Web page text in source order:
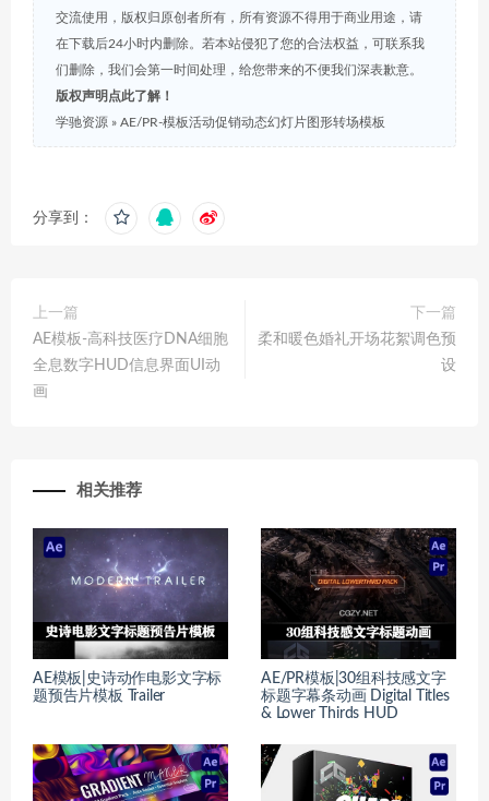
交流使用，版权归原创者所有，所有资源不得用于商业用途，请
在下载后24小时内删除。若本站侵犯了您的合法权益，可联系我
们删除，我们会第一时间处理，给您带来的不便我们深表歉意。
版权声明点此了解！
学驰资源 » AE/PR-模板活动促销动态幻灯片图形转场模板
分享到：
上一篇
AE模板-高科技医疗DNA细胞
全息数字HUD信息界面UI动
画
下一篇
柔和暖色婚礼开场花絮调色预
设
相关推荐
AE模板|史诗动作电影文字标
题预告片模板 Trailer
AE/PR模板|30组科技感文字
标题字幕条动画 Digital Titles
& Lower Thirds HUD